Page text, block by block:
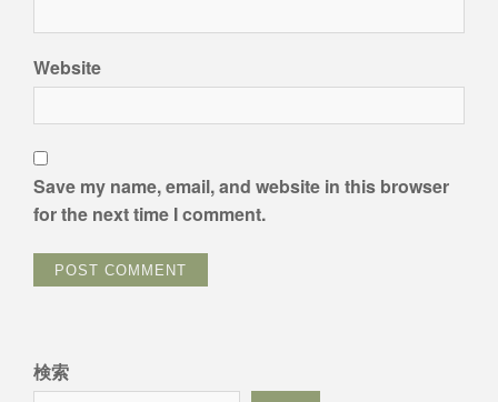
Website
Save my name, email, and website in this browser
for the next time I comment.
検索